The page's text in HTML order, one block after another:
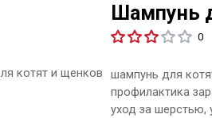
Шампунь
0
шампунь для
профилактика
уход за шерстью,